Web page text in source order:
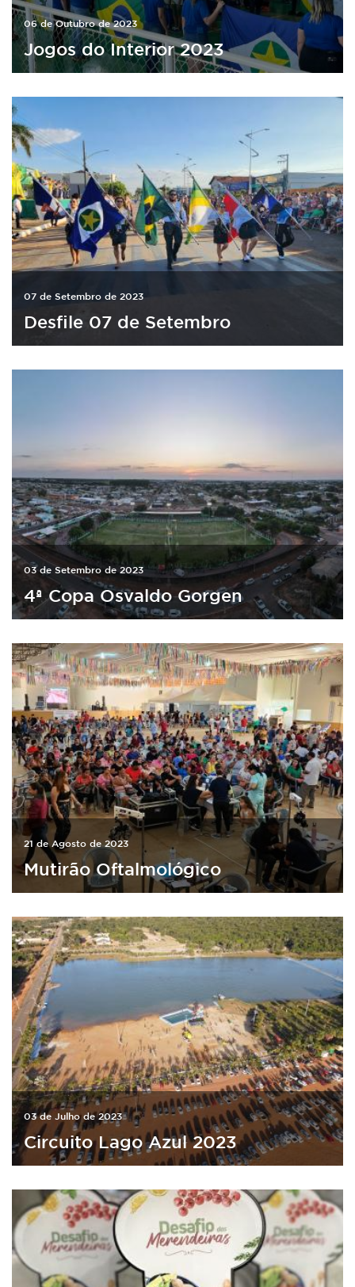
06 de Outubro de 2023
Jogos do Interior 2023
07 de Setembro de 2023
Desfile 07 de Setembro
03 de Setembro de 2023
4ª Copa Osvaldo Gorgen
21 de Agosto de 2023
Mutirão Oftalmológico
03 de Julho de 2023
Circuito Lago Azul 2023